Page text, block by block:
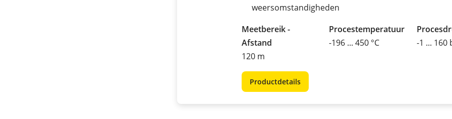
weersomstandigheden
Meetbereik -
Afstand
120 m
Procestemperatuur
-196 ... 450 °C
-1 ... 160
Productdetails